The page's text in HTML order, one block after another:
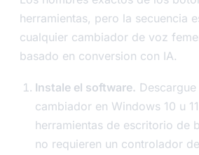
herramientas, pero la secuencia
cualquier cambiador de voz
basado en conversion con IA.
Instale el software.
cambiador en Windows 10 u
herramientas de escritorio de
no requieren un controlador